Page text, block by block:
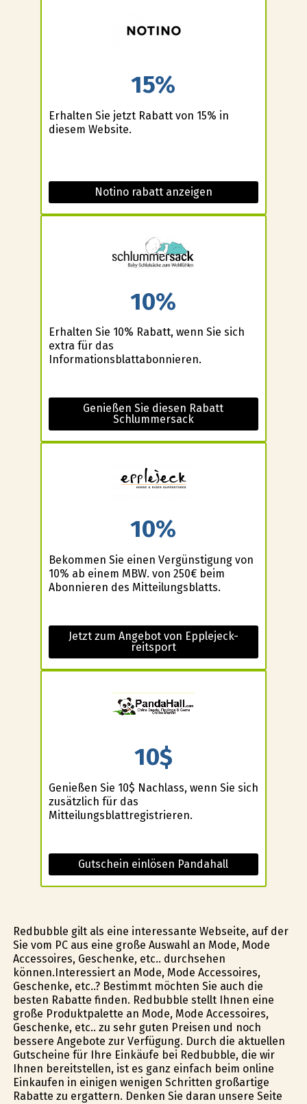
15%
Erhalten Sie jetzt Rabatt von 15% in
diesem Website.
Notino rabatt anzeigen
10%
Erhalten Sie 10% Rabatt, wenn Sie sich
extra für das
Informationsblattabonnieren.
Genießen Sie diesen Rabatt
Schlummersack
10%
Bekommen Sie einen Vergünstigung von
10% ab einem MBW. von 250€ beim
Abonnieren des Mitteilungsblatts.
Jetzt zum Angebot von Epplejeck-
reitsport
10$
Genießen Sie 10$ Nachlass, wenn Sie sich
zusätzlich für das
Mitteilungsblattregistrieren.
Gutschein einlösen Pandahall
Redbubble gilt als eine interessante Webseite, auf der
Sie vom PC aus eine große Auswahl an Mode, Mode
Accessoires, Geschenke, etc.. durchsehen
können.Interessiert an Mode, Mode Accessoires,
Geschenke, etc..? Bestimmt möchten Sie auch die
besten Rabatte finden. Redbubble stellt Ihnen eine
große Produktpalette an Mode, Mode Accessoires,
Geschenke, etc.. zu sehr guten Preisen und noch
bessere Angebote zur Verfügung. Durch die aktuellen
Gutscheine für Ihre Einkäufe bei Redbubble, die wir
Ihnen bereitstellen, ist es ganz einfach beim online
Einkaufen in einigen wenigen Schritten großartige
Rabatte zu ergattern. Denken Sie daran unsere Seite